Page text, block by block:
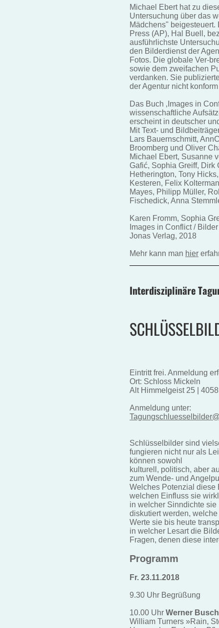
Michael Ebert hat zu
Untersuchung über das
Mädchens"
Press (AP), Hal Buell,
ausführlichste
den Bilderdienst der
Fotos. Die globale Ver-
sowie dem zweifachen
verdanken. Sie
der Agentur nicht
Das Buch ‚Images in
wissenschaftliche
erscheint in deutscher
Mit Text- und
Lars Bauernschmitt,
Broomberg und Oliver
Michael Ebert, Susanne
Gafić, Sophia Greiff, Dirk
Hetherington, Tony
Kesteren, Felix
Mayes, Philipp Müller,
Fischedick, Anna
Karen Fromm, Sophia
Images in Conflict /
Jonas Verlag, 2018
Mehr kann man hier
Interdisziplinäre
Eintritt frei. Anmeldung
Ort: Schloss Mickeln
Alt Himmelgeist 25 |
Anmeldung unter:
Schlüsselbilder sind
fungieren nicht nur als
können sowohl
kulturell, politisch, aber
zum Wende- und
Welches Potenzial diese
welchen Einfluss sie
in welcher Sinndichte sie
diskutiert werden,
Werte sie bis heute
in welcher Lesart die
Fragen, denen diese
Programm
Fr. 23.11.2018
9.30 Uhr Begrüßung
10.00 Uhr Werner Busch
William Turners »Rain,